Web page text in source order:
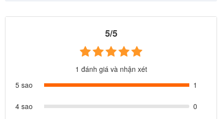
5/5
1 đánh giá và nhận xét
5 sao
1
4 sao 0